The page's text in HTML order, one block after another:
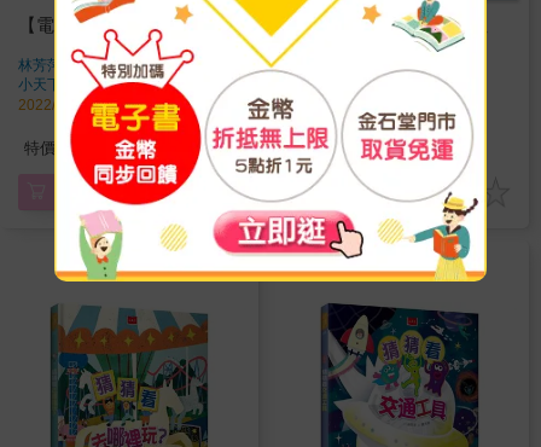
【電子書】猜猜看交通工具
林芳萍
著
小天下
出版
2022/06/24 出版
特價 270 元
電子書
【電子書】猜猜看去哪裡
玩？
林芳萍
小天下
出版
2022/06/24 出版
特價 270 元
電子書